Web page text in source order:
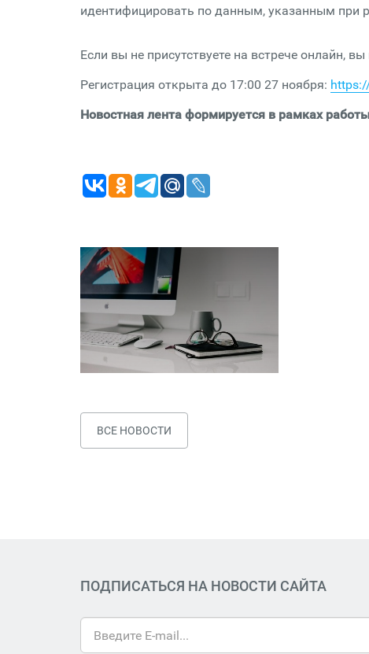
идентифицировать по данным, указанным при
Если вы не присутствуете на встрече онлайн,
Регистрация открыта до 17:00 27 ноября:
Новостная лента формируется в рамках
ВСЕ НОВОСТИ
ПОДПИСАТЬСЯ НА НОВОСТИ САЙТА